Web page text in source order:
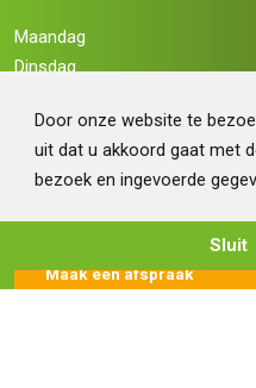
Door onze website te
uit dat u akkoord gaat met
bezoek en ingevoerde
Sluit
Maandag
Dinsdag
Donderdag
Vrijdag
Zaterdag
Maak een afspraak